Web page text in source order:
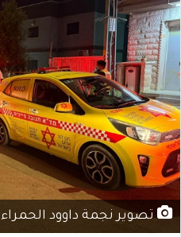
تصوير نجمة داوود الحمراء